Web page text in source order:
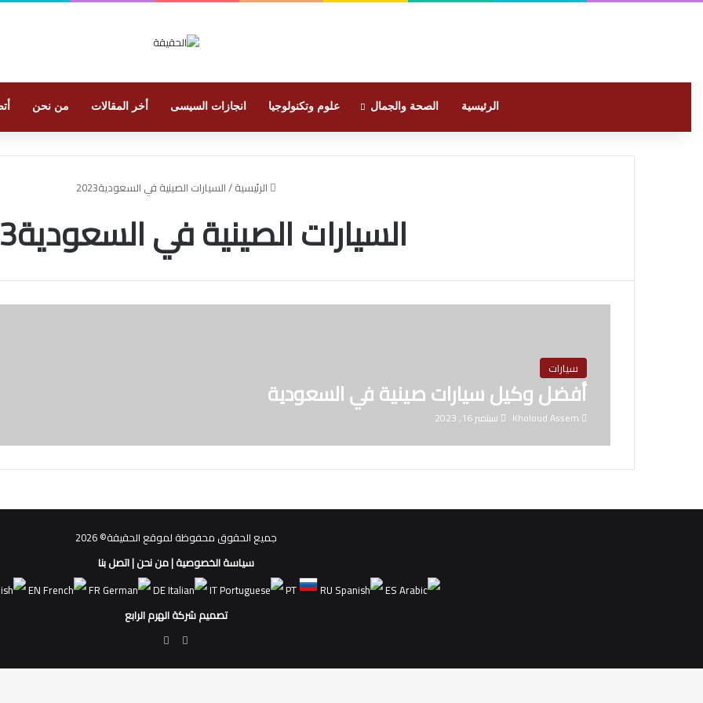
الرئيسية الصحة والجمال علوم وتكنولوجيا انجازات السيسى أخر المقالات من نحن
الرئيسية/السيارات الصينية في السعودية2023
السيارات الصينية في السعودية2023
سيارات
أفضل وكيل سيارات صينية في السعودية
Kholoud Assem سبتمبر 16, 2023
جميع الحقوق محفوظة لموقع الحقيقة© 2026
سياسة الخصوصية|من نحن|اتصل بنا
EN FR DE IT PT RU
ES
تصميم شركة الهرم الرابع
فيسبوك